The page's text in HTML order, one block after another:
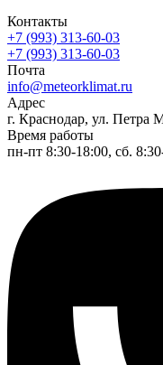
Контакты
+7 (993) 313-60-03
+7 (993) 313-60-03
Почта
info@meteorklimat.ru
Адрес
г. Краснодар, ул. Петра
Время работы
пн-пт 8:30-18:00, сб.